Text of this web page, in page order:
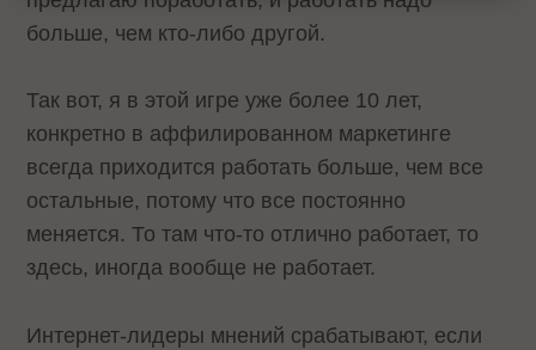
больше, чем кто-либо другой.
Так вот, я в этой игре уже более 10 лет,
конкретно в аффилированном маркетинге
всегда приходится работать больше, чем все
остальные, потому что все постоянно
меняется. То там что-то отлично работает, то
здесь, иногда вообще не работает.
Интернет-лидеры мнений срабатывают, если